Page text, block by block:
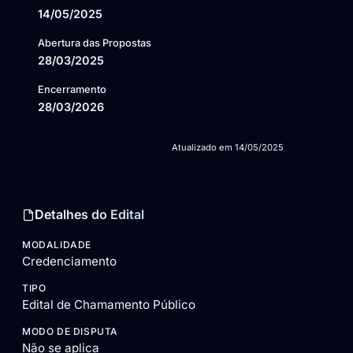
14/05/2025
Abertura das Propostas
28/03/2025
Encerramento
28/03/2026
Atualizado em 14/05/2025
Detalhes do Edital
MODALIDADE
Credenciamento
TIPO
Edital de Chamamento Público
MODO DE DISPUTA
Não se aplica